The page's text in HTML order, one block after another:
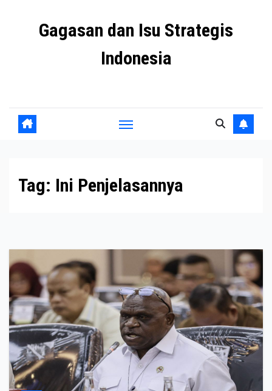
Gagasan dan Isu Strategis
Indonesia
Tag: Ini Penjelasannya